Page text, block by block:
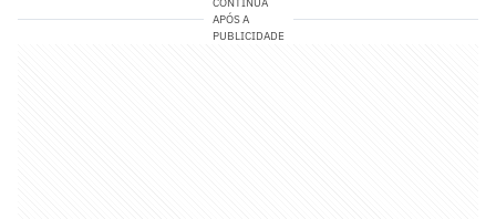
APÓS A
PUBLICIDADE